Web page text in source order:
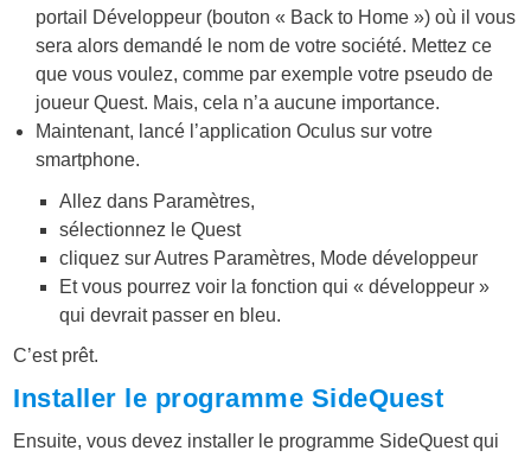
portail Développeur (bouton « Back to Home ») où il vous
sera alors demandé le nom de votre société. Mettez ce
que vous voulez, comme par exemple votre pseudo de
joueur Quest. Mais, cela n’a aucune importance.
Maintenant, lancé l’application Oculus sur votre
smartphone.
Allez dans Paramètres,
sélectionnez le Quest
cliquez sur Autres Paramètres, Mode développeur
Et vous pourrez voir la fonction qui « développeur »
qui devrait passer en bleu.
C’est prêt.
Installer le programme SideQuest
Ensuite, vous devez installer le programme SideQuest qui